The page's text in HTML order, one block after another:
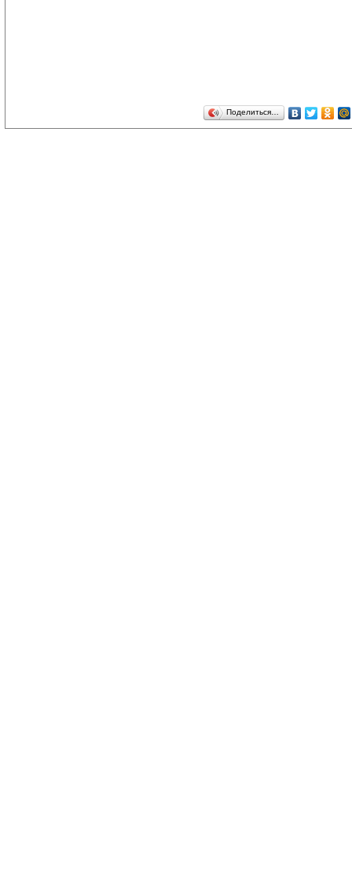
Поделиться…